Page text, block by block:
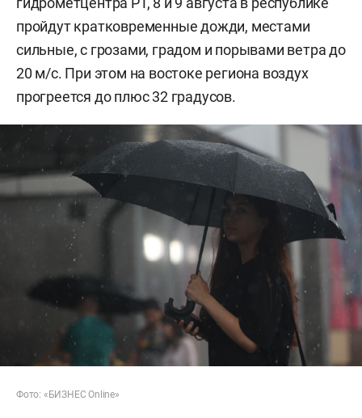
пройдут кратковременные дожди, местами
сильные, с грозами, градом и порывами ветра до
20 м/с. При этом на востоке региона воздух
прогреется до плюс 32 градусов.
Фото: «БИЗНЕС Online»